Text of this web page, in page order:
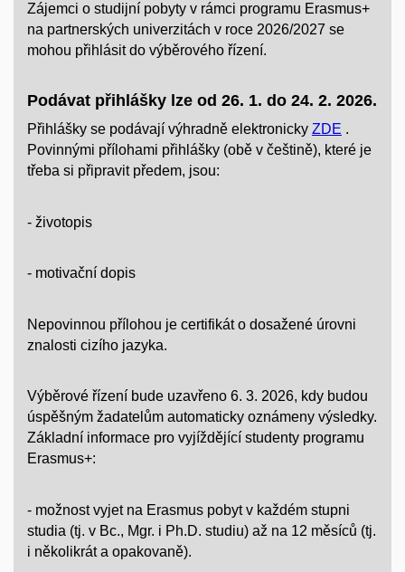
Zájemci o studijní pobyty v rámci programu Erasmus+
na partnerských univerzitách v roce 2026/2027 se
mohou přihlásit do výběrového řízení.
Podávat přihlášky lze od 26. 1. do 24. 2. 2026.
Přihlášky se podávají výhradně elektronicky ZDE .
Povinnými přílohami přihlášky (obě v češtině), které je
třeba si připravit předem, jsou:
- životopis
- motivační dopis
Nepovinnou přílohou je certifikát o dosažené úrovni
znalosti cizího jazyka.
Výběrové řízení bude uzavřeno 6. 3. 2026, kdy budou
úspěšným žadatelům automaticky oznámeny výsledky.
Základní informace pro vyjíždějící studenty programu
Erasmus+:
- možnost vyjet na Erasmus pobyt v každém stupni
studia (tj. v Bc., Mgr. i Ph.D. studiu) až na 12 měsíců (tj.
i několikrát a opakovaně).